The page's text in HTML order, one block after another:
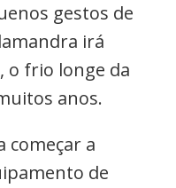
gestos de
irá
o frio longe da
anos.
começar a
de